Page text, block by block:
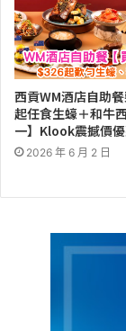
西貢WM酒店自助
起任食生蠔＋和牛
一】Klook震撼價優
2026 年 6 月 2 日